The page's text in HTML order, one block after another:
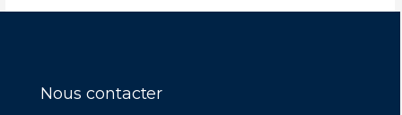
Nous contacter